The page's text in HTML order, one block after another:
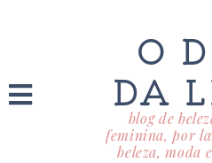
O
DA
blog de
feminina, por
beleza, moda